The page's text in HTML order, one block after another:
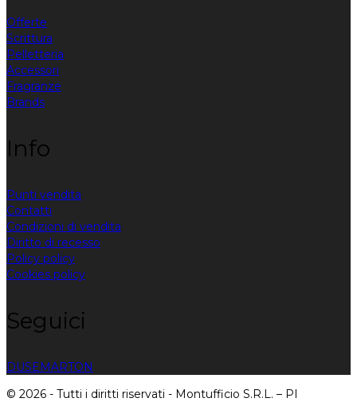
Offerte
Scrittura
Pelletteria
Accessori
Fragranze
Brands
Info
Punti vendita
Contatti
Condizioni di vendita
Diritto di recesso
Policy policy
Cookies policy
Seguici
DUSEMARTON
© 2026 - Tutti i diritti riservati - Montufficio S.R.L. – PI